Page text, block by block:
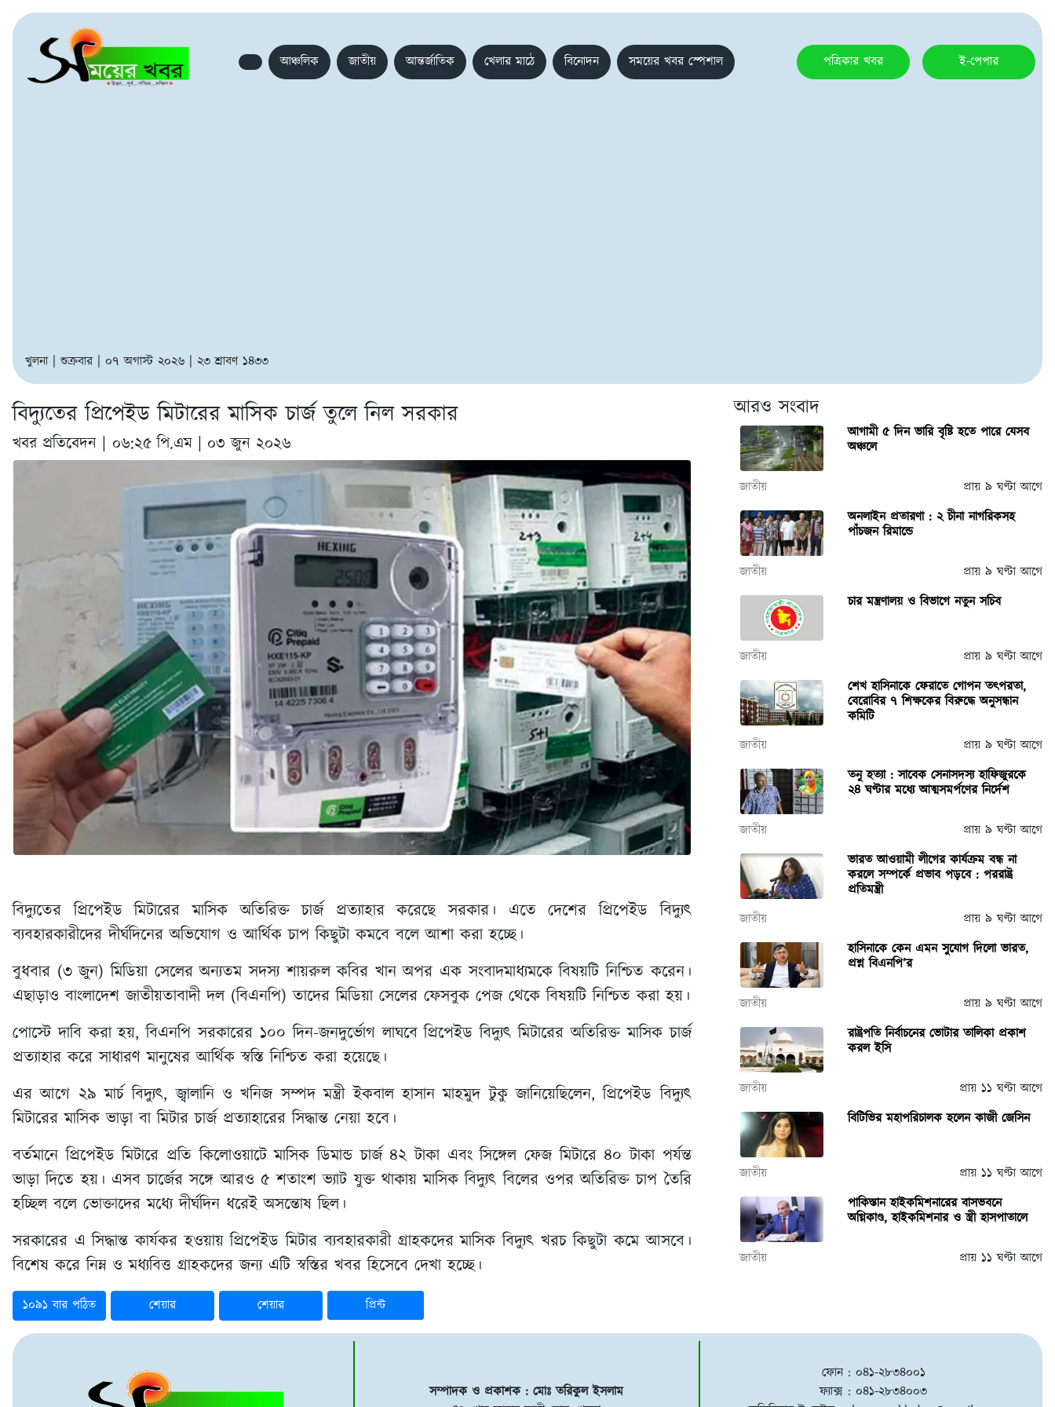
আঞ্চলিক জাতীয় আন্তর্জাতিক খেলার মাঠে বিনোদন সময়ের খবর স্পেশাল পত্রিকার খবর ই-পেপার
খুলনা | শুক্রবার | ০৭ অগাস্ট ২০২৬ | ২৩ শ্রাবণ ১৪৩৩
বিদ্যুতের প্রিপেইড মিটারের মাসিক চার্জ তুলে নিল সরকার
খবর প্রতিবেদন | ০৬:২৫ পি.এম | ০৩ জুন ২০২৬
বিদ্যুতের প্রিপেইড মিটারের মাসিক অতিরিক্ত চার্জ প্রত্যাহার করেছে সরকার। এতে দেশের প্রিপেইড বিদ্যুৎ
ব্যবহারকারীদের দীর্ঘদিনের অভিযোগ ও আর্থিক চাপ কিছুটা কমবে বলে আশা করা হচ্ছে।
বুধবার (৩ জুন) মিডিয়া সেলের অন্যতম সদস্য শায়রুল কবির খান অপর এক সংবাদমাধ্যমকে বিষয়টি নিশ্চিত করেন।
এছাড়াও বাংলাদেশ জাতীয়তাবাদী দল (বিএনপি) তাদের মিডিয়া সেলের ফেসবুক পেজ থেকে বিষয়টি নিশ্চিত করা হয়।
পোস্টে দাবি করা হয়, বিএনপি সরকারের ১০০ দিন-জনদুর্ভোগ লাঘবে প্রিপেইড বিদ্যুৎ মিটারের অতিরিক্ত মাসিক চার্জ
প্রত্যাহার করে সাধারণ মানুষের আর্থিক স্বস্তি নিশ্চিত করা হয়েছে।
এর আগে ২৯ মার্চ বিদ্যুৎ, জ্বালানি ও খনিজ সম্পদ মন্ত্রী ইকবাল হাসান মাহমুদ টুকু জানিয়েছিলেন, প্রিপেইড বিদ্যুৎ
মিটারের মাসিক ভাড়া বা মিটার চার্জ প্রত্যাহারের সিদ্ধান্ত নেয়া হবে।
বর্তমানে প্রিপেইড মিটারে প্রতি কিলোওয়াটে মাসিক ডিমান্ড চার্জ ৪২ টাকা এবং সিঙ্গেল ফেজ মিটারে ৪০ টাকা পর্যন্ত
ভাড়া দিতে হয়। এসব চার্জের সঙ্গে আরও ৫ শতাংশ ভ্যাট যুক্ত থাকায় মাসিক বিদ্যুৎ বিলের ওপর অতিরিক্ত চাপ তৈরি
হচ্ছিল বলে ভোক্তাদের মধ্যে দীর্ঘদিন ধরেই অসন্তোষ ছিল।
সরকারের এ সিদ্ধান্ত কার্যকর হওয়ায় প্রিপেইড মিটার ব্যবহারকারী গ্রাহকদের মাসিক বিদ্যুৎ খরচ কিছুটা কমে আসবে।
বিশেষ করে নিম্ন ও মধ্যবিত্ত গ্রাহকদের জন্য এটি স্বস্তির খবর হিসেবে দেখা হচ্ছে।
১০৯১ বার পঠিত শেয়ার শেয়ার প্রিন্ট
আরও সংবাদ
আগামী ৫ দিন ভারি বৃষ্টি হতে পারে যেসব
অঞ্চলে
জাতীয়
প্রায় ৯ ঘণ্টা আগে
অনলাইন প্রতারণা : ২ চীনা নাগরিকসহ
পাঁচজন রিমান্ডে
জাতীয়
প্রায় ৯ ঘণ্টা আগে
চার মন্ত্রণালয় ও বিভাগে নতুন সচিব
জাতীয়
প্রায় ৯ ঘণ্টা আগে
শেখ হাসিনাকে ফেরাতে গোপন তৎপরতা,
বেরোবির ৭ শিক্ষকের বিরুদ্ধে অনুসন্ধান
কমিটি
জাতীয়
প্রায় ৯ ঘণ্টা আগে
তনু হত্যা : সাবেক সেনাসদস্য হাফিজুরকে
২৪ ঘণ্টার মধ্যে আত্মসমর্পণের নির্দেশ
জাতীয়
প্রায় ৯ ঘণ্টা আগে
ভারত আওয়ামী লীগের কার্যক্রম বন্ধ না
করলে সম্পর্কে প্রভাব পড়বে : পররাষ্ট্র
প্রতিমন্ত্রী
জাতীয়
প্রায় ৯ ঘণ্টা আগে
হাসিনাকে কেন এমন সুযোগ দিলো ভারত,
প্রশ্ন বিএনপি’র
জাতীয়
প্রায় ৯ ঘণ্টা আগে
রাষ্ট্রপতি নির্বাচনের ভোটার তালিকা প্রকাশ
করল ইসি
জাতীয়
প্রায় ১১ ঘণ্টা আগে
বিটিভির মহাপরিচালক হলেন কাজী জেসিন
জাতীয়
প্রায় ১১ ঘণ্টা আগে
পাকিস্তান হাইকমিশনারের বাসভবনে
অগ্নিকাণ্ড, হাইকমিশনার ও স্ত্রী হাসপাতালে
জাতীয় প্রায় ১১ ঘণ্টা আগে
সম্পাদক ও প্রকাশক : মোঃ তরিকুল ইসলাম
ফোন : ০৪১-২৮৩৪০০১
ফ্যাক্স : ০৪১-২৮৩৪০০৩